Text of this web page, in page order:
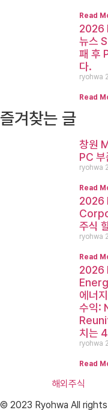
Read
2026
뉴스
패 후
다.
ryohwa
Read
즐겨찾는 글
창원
PC 부
ryohwa
Read
2026
주식
ryohwa
Read
2026
에너
수익:
치는
ryohwa
Read
해외주식
© 2023 Ryohwa All